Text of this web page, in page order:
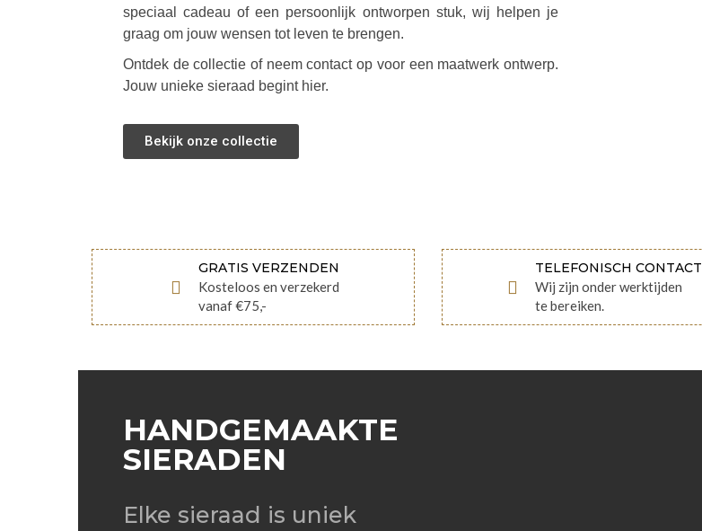
speciaal cadeau of een persoonlijk ontworpen stuk, wij helpen je
graag om jouw wensen tot leven te brengen.
Ontdek de collectie of neem contact op voor een maatwerk ontwerp.
Jouw unieke sieraad begint hier.
Bekijk onze collectie
GRATIS VERZENDEN
Kosteloos en verzekerd
vanaf €75,-
TELEFONISCH CONTACT
Wij zijn onder werktijden
te bereiken.
HANDGEMAAKTE
SIERADEN
Elke sieraad is uniek